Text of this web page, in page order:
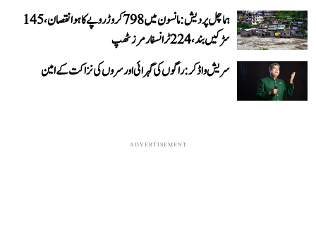
ہماچل پردیش: مانسون میں 798 کروڑ روپے کا ہوا نقصان، 145
سڑکیں بند، 224 ٹرانسفارمرز ٹھپ
سریش واڈکر: راگوں کی گہرائی اور سروں کی نزاکت کے امین
ADVERTISEMENT